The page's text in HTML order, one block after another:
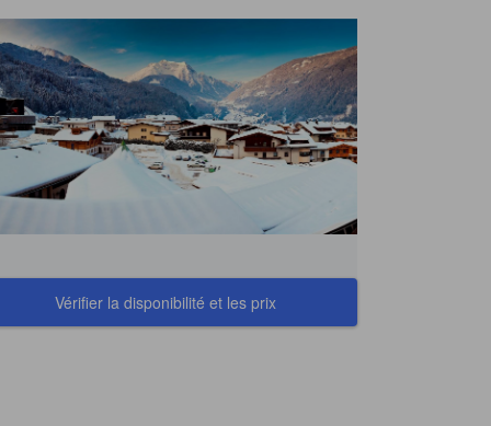
Vérifier la disponibilité et les prix